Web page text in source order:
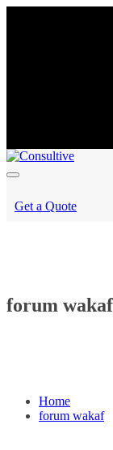
Get a Quote
forum wakaf
Home
forum wakaf